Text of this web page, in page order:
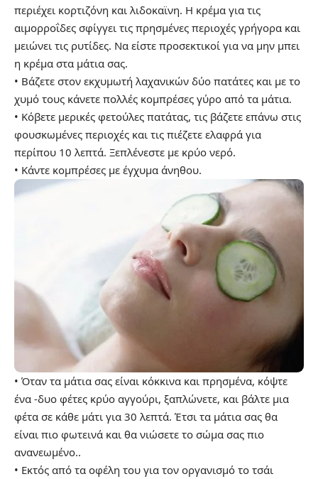
περιέχει κορτιζόνη και λιδοκαϊνη. Η κρέμα για τις
αιμορροΐδες σφίγγει τις πρησμένες περιοχές γρήγορα και
μειώνει τις ρυτίδες. Να είστε προσεκτικοί για να μην μπει
η κρέμα στα μάτια σας.
• Βάζετε στον εκχυμωτή λαχανικών δύο πατάτες και με το
χυμό τους κάνετε πολλές κομπρέσες γύρο από τα μάτια.
• Κόβετε μερικές φετούλες πατάτας, τις βάζετε επάνω στις
φουσκωμένες περιοχές και τις πιέζετε ελαφρά για
περίπου 10 λεπτά. Ξεπλένεστε με κρύο νερό.
• Κάντε κομπρέσες με έγχυμα άνηθου.
• Όταν τα μάτια σας είναι κόκκινα και πρησμένα, κόψτε
ένα -δυο φέτες κρύο αγγούρι, ξαπλώνετε, και βάλτε μια
φέτα σε κάθε μάτι για 30 λεπτά. Έτσι τα μάτια σας θα
είναι πιο φωτεινά και θα νιώσετε το σώμα σας πιο
ανανεωμένο..
• Εκτός από τα οφέλη του για τον οργανισμό το τσάι